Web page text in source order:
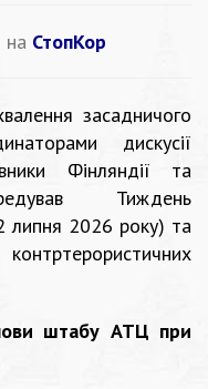
на СтопКор
засадничого
дискусії
Фінляндії та
Тиждень
липня 2026 року) та
штабу АТЦ при